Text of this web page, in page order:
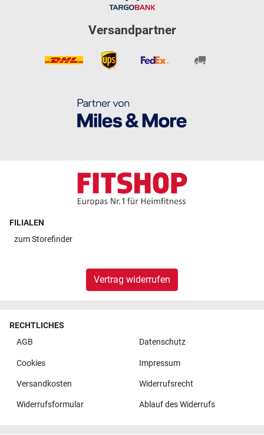
Versandpartner
FILIALEN
zumStorefinder
Vertrag widerrufen
RECHTLICHES
AGB
Datenschutz
Cookies Impressum
Versandkosten Widerrufsrecht
Widerrufsformular Ablauf des Widerrufs